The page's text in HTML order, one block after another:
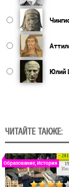
Юлий
ЧИТАЙТЕ ТАКЖЕ:
19
Образование, История